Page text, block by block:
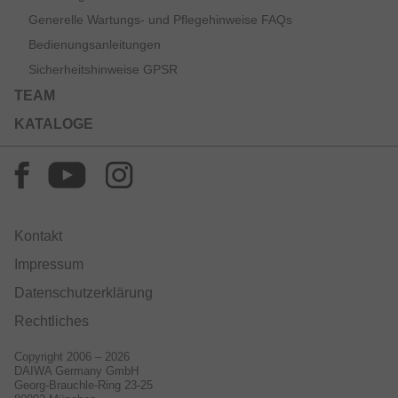
Generelle Wartungs- und Pflegehinweise FAQs
Bedienungsanleitungen
Sicherheitshinweise GPSR
TEAM
KATALOGE
Kontakt
Impressum
Datenschutzerklärung
Rechtliches
Copyright 2006 – 2026
DAIWA Germany GmbH
Georg-Brauchle-Ring 23-25